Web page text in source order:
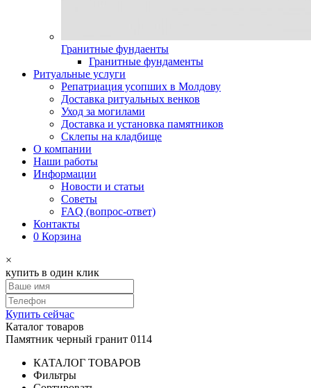
Гранитные фундаенты
Гранитные фундаменты
Ритуальные услуги
Репатриация усопших в Молдову
Доставка ритуальных венков
Уход за могилами
Доставка и установка памятников
Склепы на кладбище
О компании
Наши работы
Информации
Новости и статьи
Советы
FAQ (вопрос-ответ)
Контакты
0 Корзина
×
купить в один клик
Купить сейчас
Каталог товаров
Памятник черный гранит 0114
КАТАЛОГ ТОВАРОВ
Фильтры